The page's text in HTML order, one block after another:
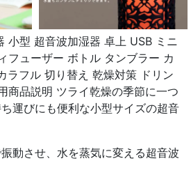
小型 超音波加湿器 卓上 USB ミニ
フューザー ボトル タンブラー カ
ラフル 切り替え 乾燥対策 ドリン
商品説明 ツライ乾燥の季節に一つ
運びにも便利な小型サイズの超音
動させ、水を蒸気に変える超音波